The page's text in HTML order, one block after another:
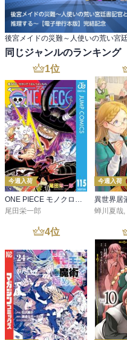
同じジャンルのランキング
1位
今週入荷
ONE PIECE モノクロ版 115
尾田栄一郎
今週入荷
蝉川夏哉,
4位